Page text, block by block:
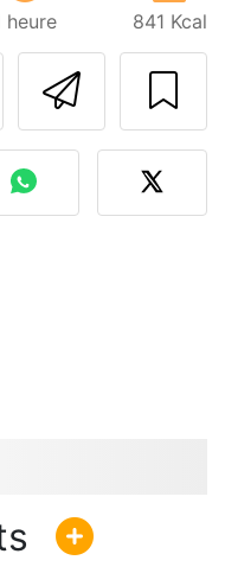
heure 841 Kcal
Imprimer
une
de